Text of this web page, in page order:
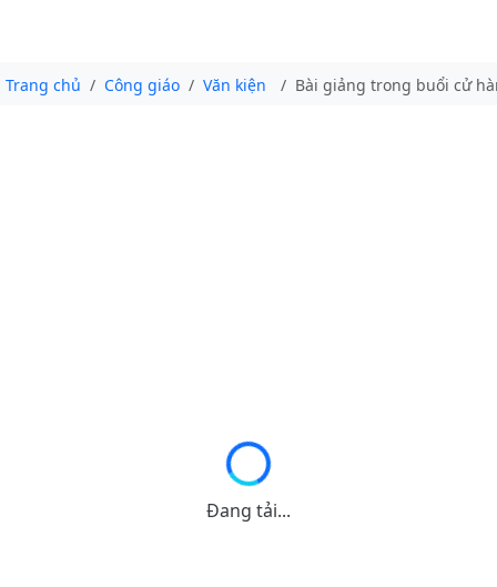
Trang chủ Công giáo Văn kiện Bài giảng trong buổi cử
Đang tải...